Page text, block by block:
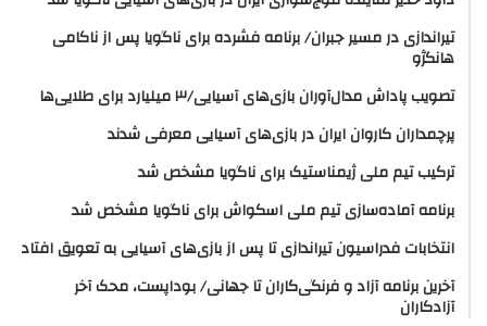
تیراندازی در مسیر جبران/ برنامه فشرده برای ناگویا پس از ناکامی
هانگژو
تصویب پاداش مدال‌آوران بازی‌های آسیایی/۳ میلیارد برای طلایی‌ها
پرچمداران کاروان ایران در بازی‌های آسیایی معرفی شدند
ترکیب تیم ملی ژیمناستیک برای ناگویا مشخص شد
برنامه آماده‌سازی تیم ملی اسکواش برای ناگویا مشخص شد
انتخابات فدراسیون تیراندازی تا پس از بازی‌های آسیایی به تعویق افتاد
آخرین برنامه آزاد و فرنگی‌کاران تا جهانی/ بوداپست، محک آخر
آزادکاران